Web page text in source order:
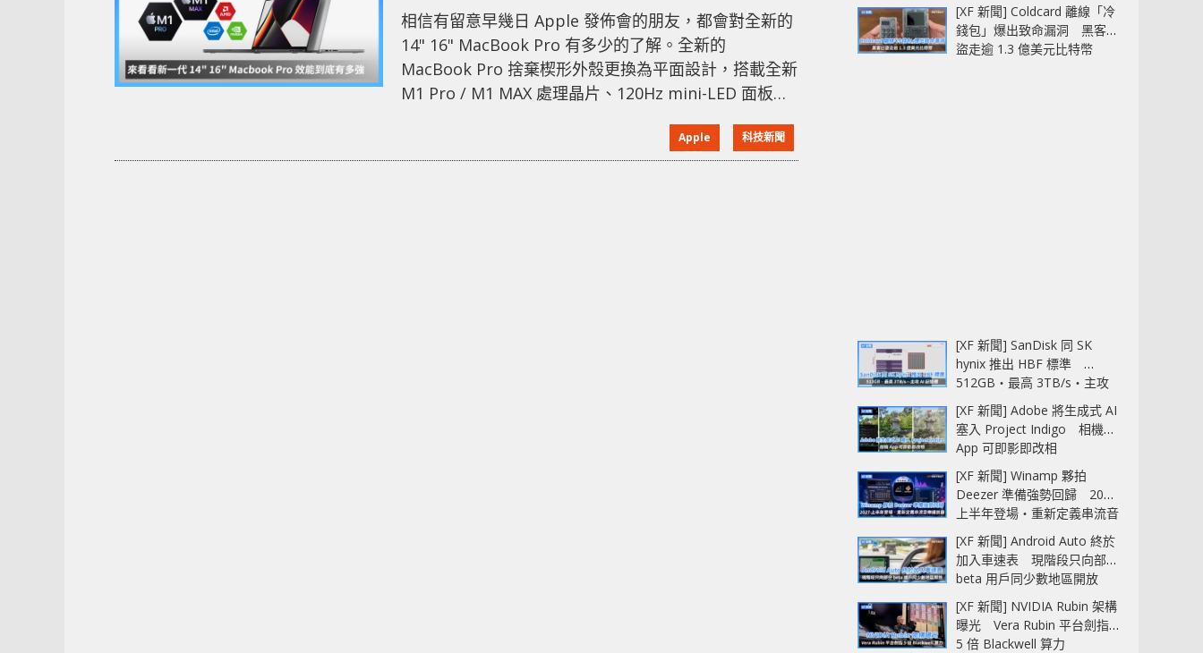
害呢 !!
相信有留意早幾日 Apple 發佈會的朋友，都會對全新的
14" 16" MacBook Pro 有多少的了解。全新的
MacBook Pro 捨棄楔形外殼更換為平面設計，搭載全新
M1 Pro / M1 MAX 處理晶片、120Hz mini-LED 面板等
Pro 及 M1 MAX 晶片有多強勁呢 ? 以下我們即將為大家
解答，幫助一眾正在觀望的果粉們下決定。 處理晶片基
Apple 科技新聞
[XF 新聞] Coldcard 離線「冷
錢包」爆出致命漏洞 黑客已
盜走逾 1.3 億美元比特幣
[XF 新聞] SanDisk 同 SK
hynix 推出 HBF 標準
512GB‧最高 3TB/s‧主攻
AI 記憶體
[XF 新聞] Adobe 將生成式 AI
塞入 Project Indigo 相機
App 可即影即改相
[XF 新聞] Winamp 夥拍
Deezer 準備強勢回歸 2027
上半年登場‧重新定義串流音
樂播放器
[XF 新聞] Android Auto 終於
加入車速表 現階段只向部分
beta 用戶同少數地區開放
[XF 新聞] NVIDIA Rubin 架構
曝光 Vera Rubin 平台劍指
5 倍 Blackwell 算力